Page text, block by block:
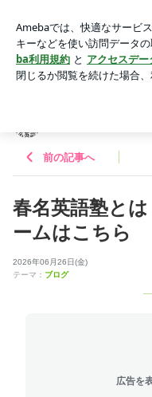
アプリをダウンロードして
ょう。
前の記事へ
春名英語塾と
ームはこちら
2026年06月26日(金)
テーマ： ブログ
広告を